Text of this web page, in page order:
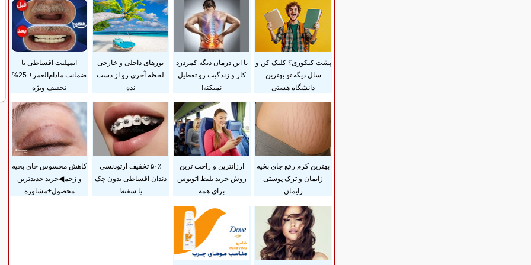
پشت کنکوری؟ کلیک کن و
سال دیگه تو بهترین
دانشگاه هستی
با این درمان دیگه کمردرد
کار و زندگیت رو تعطیل
نمیکنه!
تورهای داخلی و خارجی
لحظه آخری رو از دست
نده
ایمپلنت اقساطی با
ضمانت مادام‌العمر+ 25%
تخفیف ویژه
بهترین کرم رفع جای بخیه
زایمان و ترک پوستی
زایمان
ارزانترین و راحت ترین
روش خرید بلیط اتوبوس
برای همه
۵۰٪ تخفیف ارتودنسی
دندان اقساطی بدون چک
یا سفته!
کاهش محسوس جای بخیه
و زخم◀خرید جدیدترین
محصول+مشاوره